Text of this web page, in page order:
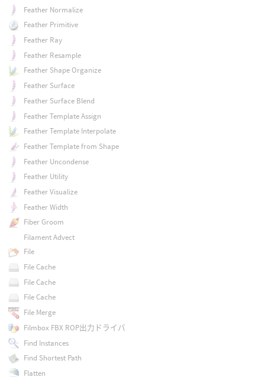
Feather Normalize
Feather Primitive
Feather Ray
Feather Resample
Feather Shape Organize
Feather Surface
Feather Surface Blend
Feather Template Assign
Feather Template Interpolate
Feather Template from Shape
Feather Uncondense
Feather Utility
Feather Visualize
Feather Width
Fiber Groom
Filament Advect
File
File Cache
File Cache
File Cache
File Merge
Filmbox FBX ROP出力ドライバ
Find Instances
Find Shortest Path
Flatten